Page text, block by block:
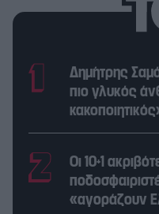
Δημήτρης
πιο γλυκός
Οι 10+1
«αγοράζουν